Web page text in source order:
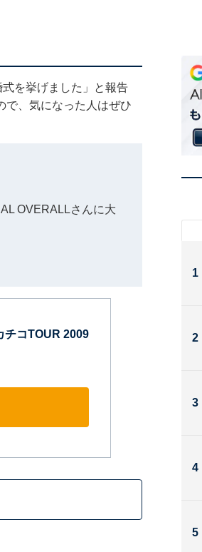
を挙げました」と報告
で、気になった人はぜひ
OVERALLさんに大
チコTOUR 2009
1
2
3
4
5